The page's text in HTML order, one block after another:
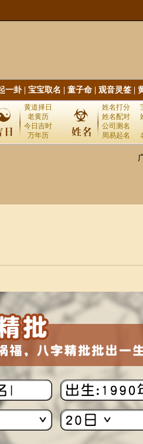
一卦| 宝宝取名 童子命 观音灵签
黄道择日
老黄历
今日吉时
万年历
姓名打分
姓名配对
公司测名
周易起名